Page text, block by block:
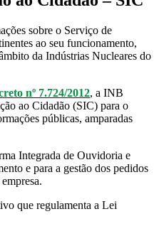
sobre o Serviço de
ao seu funcionamento,
da Indústrias Nucleares do
nº 7.724/2012, a INB
ao Cidadão (SIC) para o
públicas, amparadas
Integrada de Ouvidoria e
e para a gestão dos pedidos
que regulamenta a Lei